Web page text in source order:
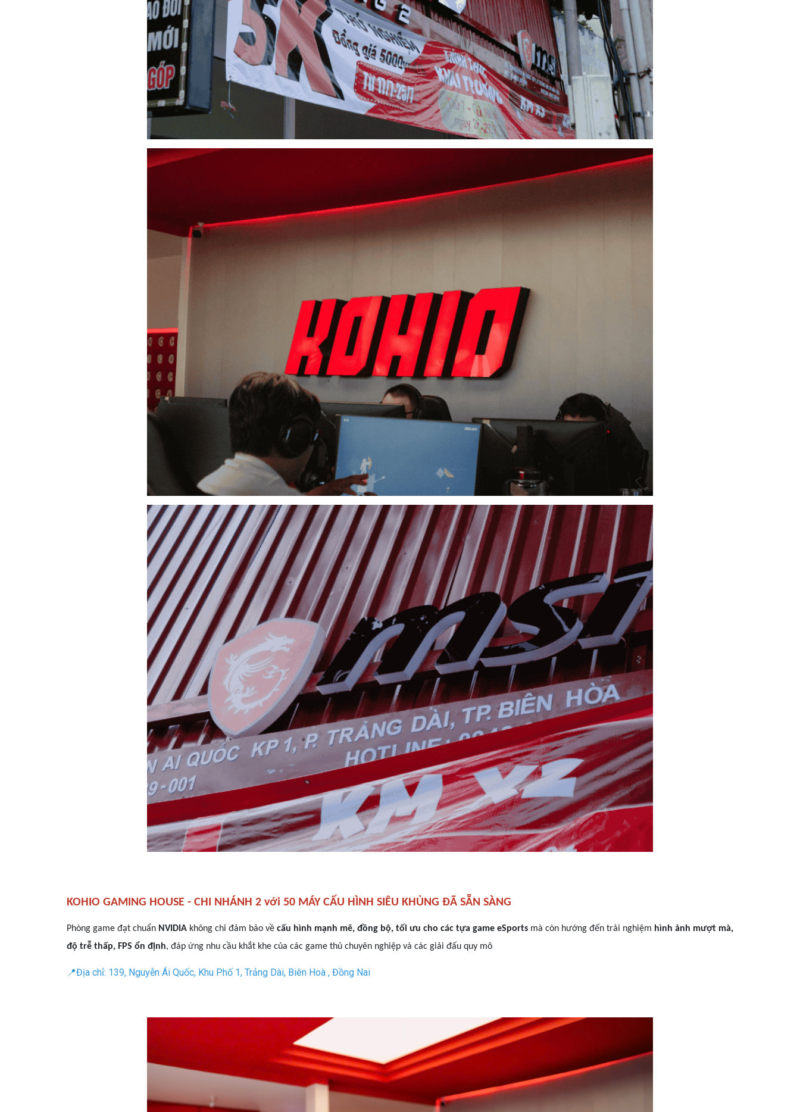
KOHIO GAMING HOUSE - CHI NHÁNH 2 với 50 MÁY CẤU HÌNH SIÊU KHỦNG ĐÃ SẴN SÀNG
Phòng game đạt chuẩn NVIDIA không chỉ đảm bảo về cấu hình mạnh mẽ, đồng bộ, tối ưu cho các tựa game eSports mà còn hướng đến trải nghiệm hình ảnh mượt mà,
độ trễ thấp, FPS ổn định, đáp ứng nhu cầu khắt khe của các game thủ chuyên nghiệp và các giải đấu quy mô
📍Địa chỉ: 139, Nguyễn Ái Quốc, Khu Phố 1, Trảng Dài, Biên Hoà , Đồng Nai